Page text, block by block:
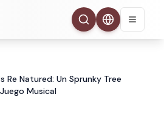
Re Natured: Un Sprunky Tree
Musical